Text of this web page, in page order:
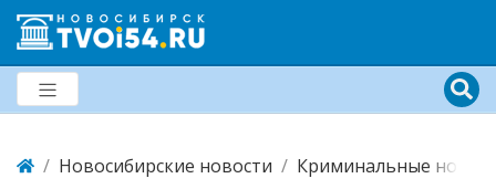
Новосибирские новости Криминальные